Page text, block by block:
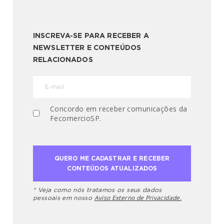
INSCREVA-SE PARA RECEBER A
NEWSLETTER E CONTEÚDOS
RELACIONADOS
Concordo em receber comunicações da
FecomercioSP.
* Veja como nós tratamos os seus dados
pessoais em nosso Aviso Externo de Privacidade.